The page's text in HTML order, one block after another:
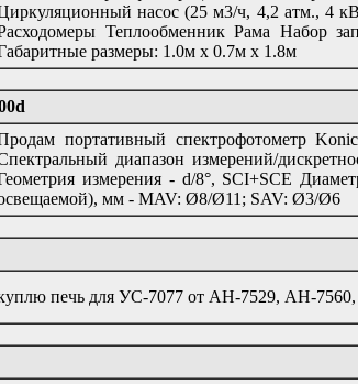
насос (25 м3/ч, 4,2 атм., 4
Теплообменник Рама Набор
размеры: 1.0м х 0.7м х 1.8м
портативный спектрофотометр
диапазон измерений/
измерения - d/8°, SCI+SCE
мм - MAV: Ø8/Ø11; SAV: Ø3/Ø6
печь для УС-7077 от АН-7529, АН-